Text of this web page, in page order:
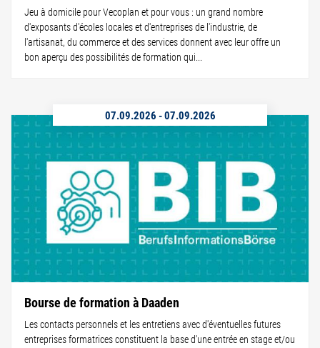
Jeu à domicile pour Vecoplan et pour vous : un grand nombre
d'exposants d'écoles locales et d'entreprises de l'industrie, de
l'artisanat, du commerce et des services donnent avec leur offre un
bon aperçu des possibilités de formation qui...
07.09.2026 -07.09.2026
Bourse de formation à Daaden
Les contacts personnels et les entretiens avec d'éventuelles futures
entreprises formatrices constituent la base d'une entrée en stage et/ou